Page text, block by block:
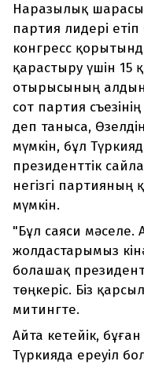
Наразылық
партия лидері
конгресс
қарастыру үшін 15
отырысының
сот партия
деп таныса,
мүмкін, бұл
президенттік
негізгі партияның
мүмкін.
"Бұл саяси мәселе.
жолдастарымыз
болашақ
төңкеріс. Біз
митингте.
Айта кетейік,
Түркияда ереуіл